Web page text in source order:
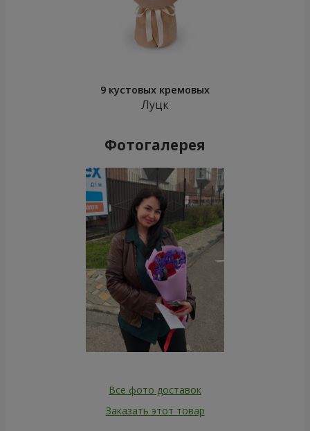
9 кустовых кремовых
Луцк
Фотогалерея
Все фото доставок
Заказать этот товар